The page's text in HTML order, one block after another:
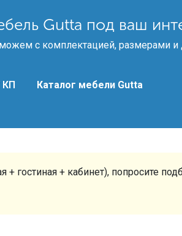
Gutta под ваш
с комплектацией, размерами
КП Каталог мебели Gutta
+ гостиная + кабинет), попросите